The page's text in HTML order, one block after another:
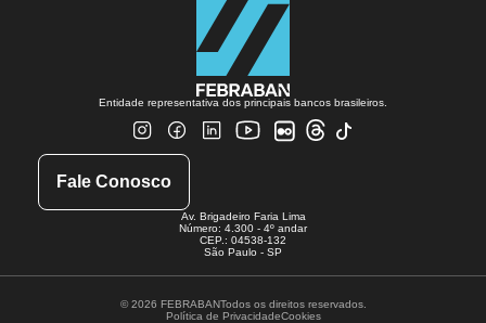
Entidade representativa dos principais bancos brasileiros.
Fale Conosco
Av. Brigadeiro Faria Lima
Número: 4.300 - 4º andar
CEP.: 04538-132
São Paulo - SP
© 2026 FEBRABANTodos os direitos reservados.
Política de PrivacidadeCookies